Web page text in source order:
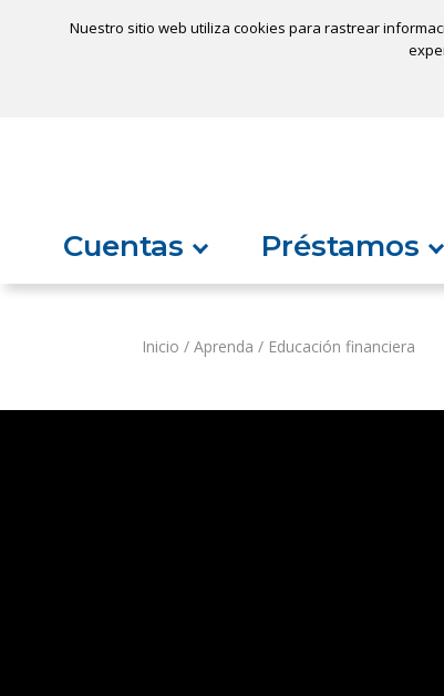
Cuentas Préstamos
Inicio / Aprenda / Educación financiera
Nuestro sitio web utiliza cookies para rastrear